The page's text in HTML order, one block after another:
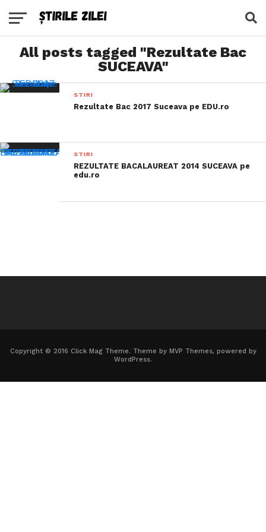
All posts tagged "Rezultate Bac
SUCEAVA"
STIRI
Rezultate Bac 2017 Suceava pe EDU.ro
STIRI
REZULTATE BACALAUREAT 2014 SUCEAVA pe
edu.ro
Copyright © 2016 Click Mag Theme. Theme by MVP Themes, powered by
WordPress.